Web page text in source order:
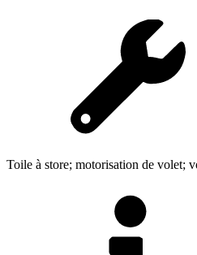
Toile à store; motorisation de volet;